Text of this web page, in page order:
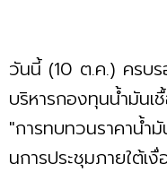
วันนี้ (10 ต.ค.) ครบ
บริหารกองทุนน้ำมัน
"การทบทวนราคาน้ำ
นการประชุมภายใต้เ